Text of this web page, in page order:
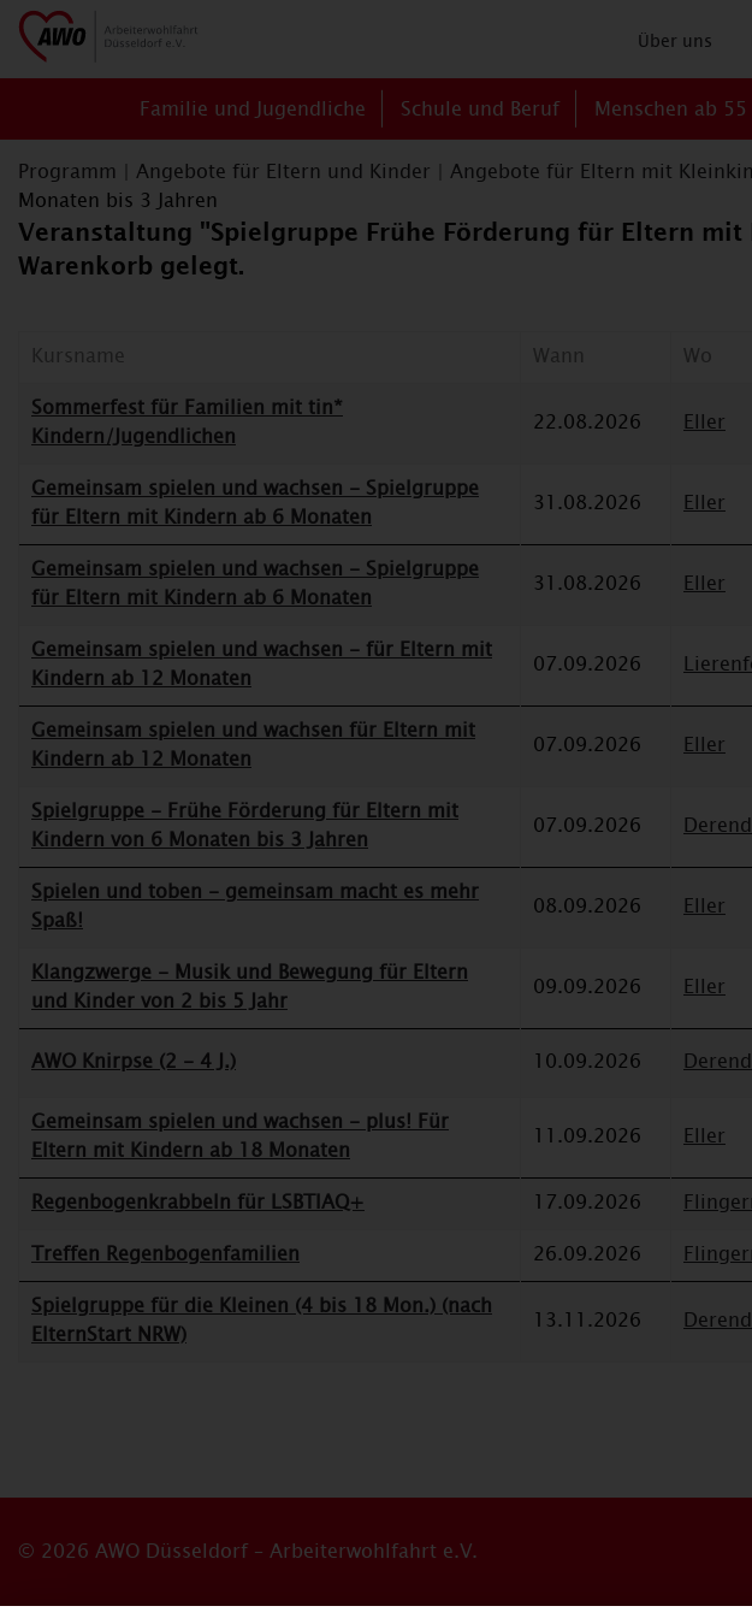
Über uns
Familie und Jugendliche Schule und Beruf Menschen ab 55
Programm Angebote für Eltern und Kinder Angebote für Eltern mit
Monaten bis 3 Jahren
Veranstaltung "Spielgruppe Frühe Förderung für Eltern
Warenkorb gelegt.
Kursname Wann Wo
Sommerfest für Familien mit tin*
Kindern/Jugendlichen
22.08.2026 Eller
Gemeinsam spielen und wachsen - Spielgruppe
für Eltern mit Kindern ab 6 Monaten
31.08.2026 Eller
Gemeinsam spielen und wachsen - Spielgruppe
für Eltern mit Kindern ab 6 Monaten
31.08.2026 Eller
Gemeinsam spielen und wachsen - für Eltern mit
Kindern ab 12 Monaten
07.09.2026
Gemeinsam spielen und wachsen für Eltern mit
Kindern ab 12 Monaten
07.09.2026 Eller
Spielgruppe - Frühe Förderung für Eltern mit
Kindern von 6 Monaten bis 3 Jahren
07.09.2026
Spielen und toben - gemeinsam macht es mehr
Spaß!
08.09.2026 Eller
Klangzwerge - Musik und Bewegung für Eltern
und Kinder von 2 bis 5 Jahr
09.09.2026 Eller
AWO Knirpse (2 - 4 J.) 10.09.2026
Gemeinsam spielen und wachsen - plus! Für
Eltern mit Kindern ab 18 Monaten
11.09.2026 Eller
Regenbogenkrabbeln für LSBTIAQ+ 17.09.2026
Treffen Regenbogenfamilien
26.09.2026
Spielgruppe für die Kleinen (4 bis 18 Mon.) (nach
ElternStart NRW)
13.11.2026
© 2026 AWO Düsseldorf – Arbeiterwohlfahrt e.V.